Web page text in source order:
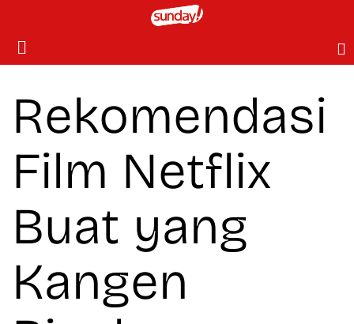
Rekomendasi
Film Netflix
Buat yang
Kangen